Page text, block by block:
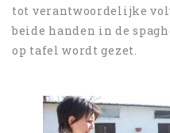
tot verantwoordelijke
beide handen in de
op tafel wordt gezet.